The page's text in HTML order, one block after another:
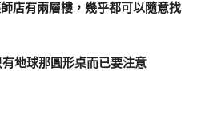
店有兩層樓，幾乎都可以隨意找
地球那圓形桌而已要注意